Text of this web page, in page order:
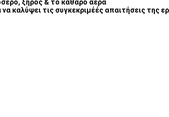
ξηρός & το καθαρό αέρα
καλύψει τις συγκεκριμέές απαιτήσεις της